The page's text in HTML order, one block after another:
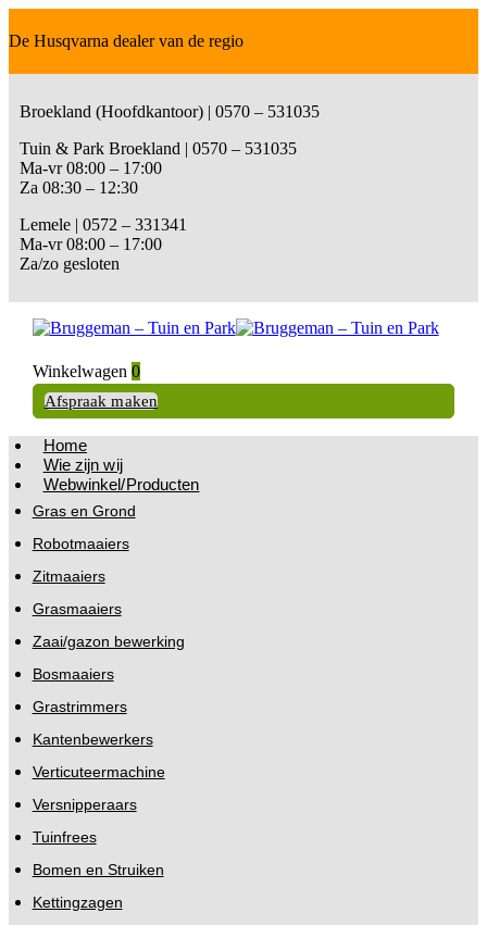
De Husqvarna dealer van de regio
Broekland (Hoofdkantoor) | 0570 – 531035
Tuin & Park Broekland | 0570 – 531035
Ma-vr 08:00 – 17:00
Za 08:30 – 12:30
Lemele | 0572 – 331341
Ma-vr 08:00 – 17:00
Za/zo gesloten
Winkelwagen 0
Afspraak maken
Home
Wie zijn wij
Webwinkel/Producten
Gras en Grond
Robotmaaiers
Zitmaaiers
Grasmaaiers
Zaai/gazon bewerking
Bosmaaiers
Grastrimmers
Kantenbewerkers
Verticuteermachine
Versnipperaars
Tuinfrees
Bomen en Struiken
Kettingzagen